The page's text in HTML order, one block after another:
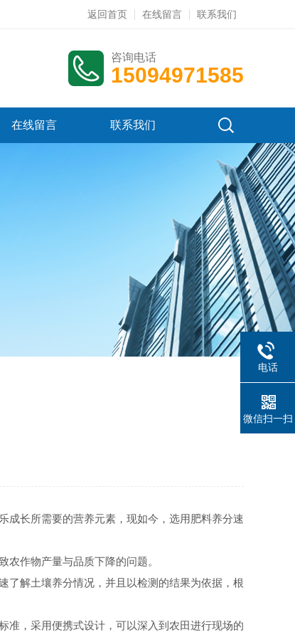
返回首页 在线留言 联系我们
咨询电话
15094971585
在线留言 联系我们
成长所需要的营养元素，现如今，选用肥料养分速
作物产量与品质下降的问题。
了解土壤养分情况，并且以检测的结果为依据，根
准，采用便携式设计，可以深入到农田进行现场的
电话
微信扫一扫